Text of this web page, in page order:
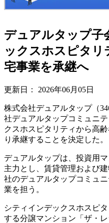
デュアルタップ子
ックスホスピタリ
宅事業を承継へ
更新日： 2026年06月05日
株式会社デュアルタップ（
社デュアルタップコミュニ
クスホスピタリティから高
り承継することを決定した。
デュアルタップは、投資用
主力とし、賃貸管理および
社のデュアルタップコミュ
業を担う。
シティインデックスホスピ
する分譲マンション「ザ・